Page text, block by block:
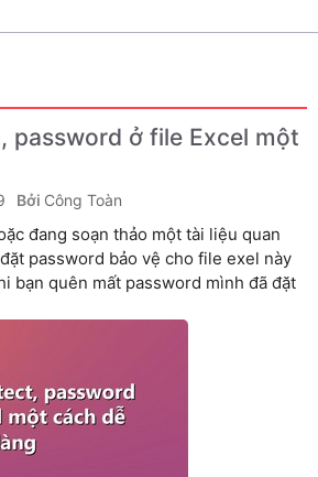
password ở file Excel một
Công Toàn
đang soạn thảo một tài liệu quan
password bảo vệ cho file exel này
bạn quên mất password mình đã đặt